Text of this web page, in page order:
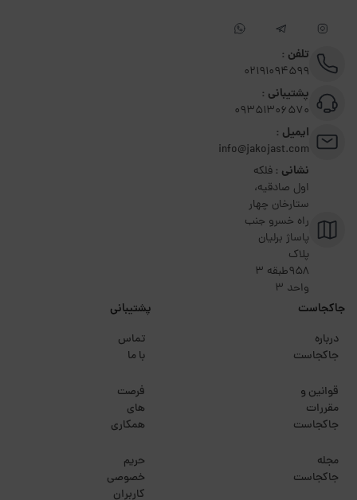
تلفن :
02191094599
پشتیبانی :
09351306570
ایمیل :
info@jakojast.com
نشانی :فلکه
اول صادقیه،
ستارخان چهار
راه خسرو جنب
پاساژ برلیان
پلاک
۹۵۸طبقه 3
واحد 3
جاکجاست
درباره
جاکجاست
قوانین و
مقررات
جاکجاست
مجله
جاکجاست
پشتیبانی
تماس
با ما
فرصت
های
همکاری
حریم
خصوصی
کاربران